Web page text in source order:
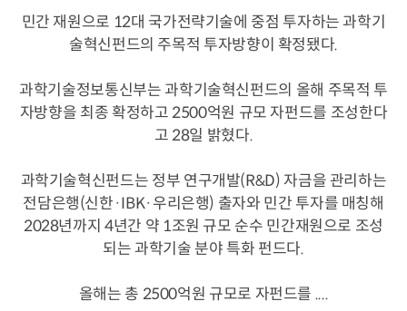
민간 재원으로 12대 국가전략기술에 중점 투자하는 과학기
술혁신펀드의 주목적 투자방향이 확정됐다.
과학기술정보통신부는 과학기술혁신펀드의 올해 주목적 투
자방향을 최종 확정하고 2500억원 규모 자펀드를 조성한다
고 28일 밝혔다.
과학기술혁신펀드는 정부 연구개발(R&D) 자금을 관리하는
전담은행(신한·IBK·우리은행) 출자와 민간 투자를 매칭해
2028년까지 4년간 약 1조원 규모 순수 민간재원으로 조성
되는 과학기술 분야 특화 펀드다.
올해는 총 2500억원 규모로 자펀드를 ....